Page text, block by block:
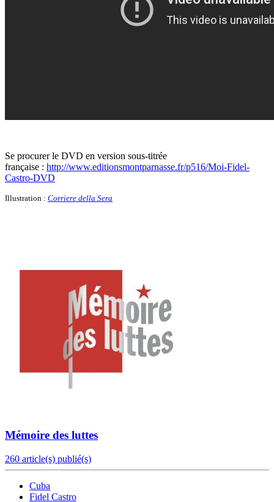
Se procurer le DVD en version sous-titrée
française : http://www.editionsmontparnasse.fr/p516/Moi-Fidel-
Castro-DVD
Illustration : Corriere della Sera
Mémoire des luttes
260 article(s) publié(s)
Cuba
Fidel Castro